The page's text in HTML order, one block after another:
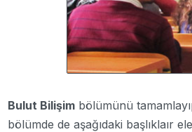
Bulut Bilişim bölümünü
bölümde de aşağıdaki başlıklaır